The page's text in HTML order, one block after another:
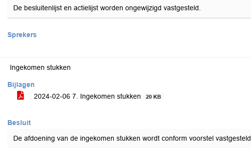
De besluitenlijst en actielijst worden ongewijzigd vastgesteld.
Sprekers
Ingekomen stukken
Bijlagen
2024-02-06 7. Ingekomen stukken
20 KB
Besluit
De afdoening van de ingekomen stukken wordt conform voorstel vastgesteld.